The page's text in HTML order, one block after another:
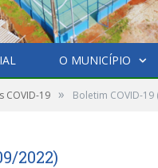
O MUNICÍPIO
COVID-19 » Boletim COVID-19
2022)